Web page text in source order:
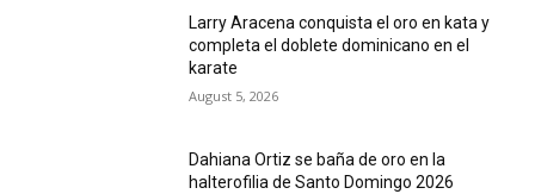
Larry Aracena conquista el oro en kata y
completa el doblete dominicano en el
karate
August 5, 2026
Dahiana Ortiz se baña de oro en la
halterofilia de Santo Domingo 2026